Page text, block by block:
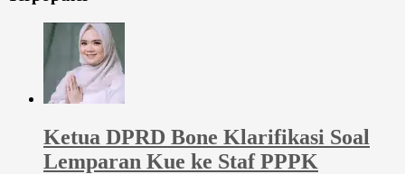
Ketua DPRD Bone Klarifikasi Soal
Lemparan Kue ke Staf PPPK